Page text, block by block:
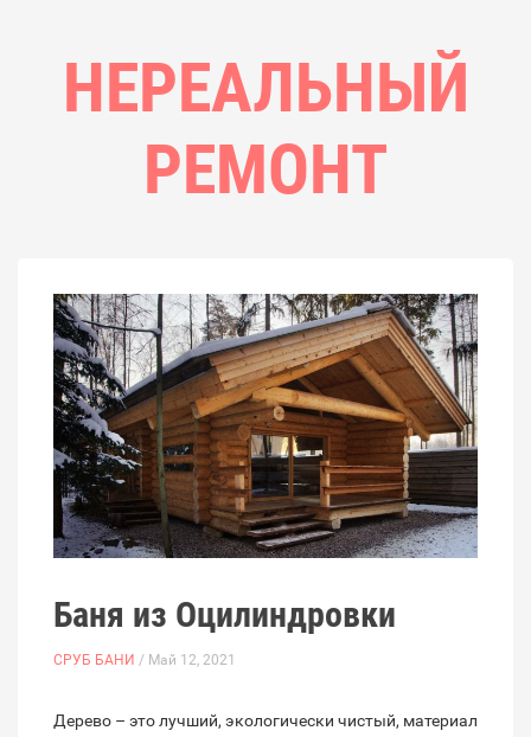
НЕРЕАЛЬНЫЙ
РЕМОНТ
Баня из Оцилиндровки
СРУБ БАНИ / Май 12, 2021
Дерево – это лучший, экологически чистый, материал